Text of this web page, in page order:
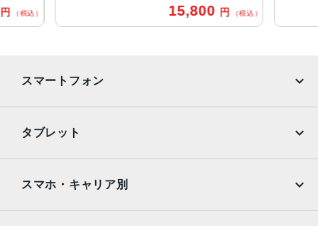
32GB
円 （税込） 15,800 円 （税込）
スマートフォン
AQUOS
OPPO Android
タブレット
スマホ・キャリア別